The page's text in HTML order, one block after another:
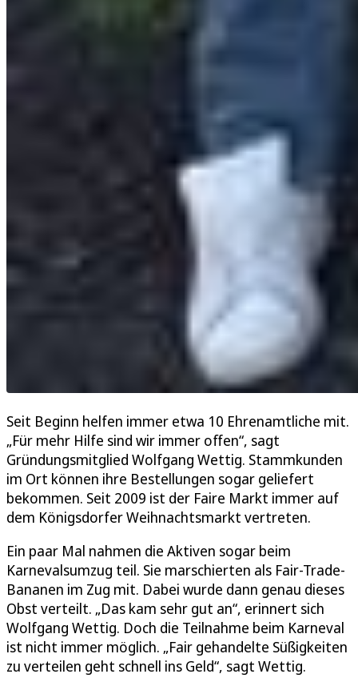
Seit Beginn helfen immer etwa 10 Ehrenamtliche mit.
„Für mehr Hilfe sind wir immer offen“, sagt
Gründungsmitglied Wolfgang Wettig. Stammkunden
im Ort können ihre Bestellungen sogar geliefert
bekommen. Seit 2009 ist der Faire Markt immer auf
dem Königsdorfer Weihnachtsmarkt vertreten.
Ein paar Mal nahmen die Aktiven sogar beim
Karnevalsumzug teil. Sie marschierten als Fair-Trade-
Bananen im Zug mit. Dabei wurde dann genau dieses
Obst verteilt. „Das kam sehr gut an“, erinnert sich
Wolfgang Wettig. Doch die Teilnahme beim Karneval
ist nicht immer möglich. „Fair gehandelte Süßigkeiten
zu verteilen geht schnell ins Geld“, sagt Wettig.